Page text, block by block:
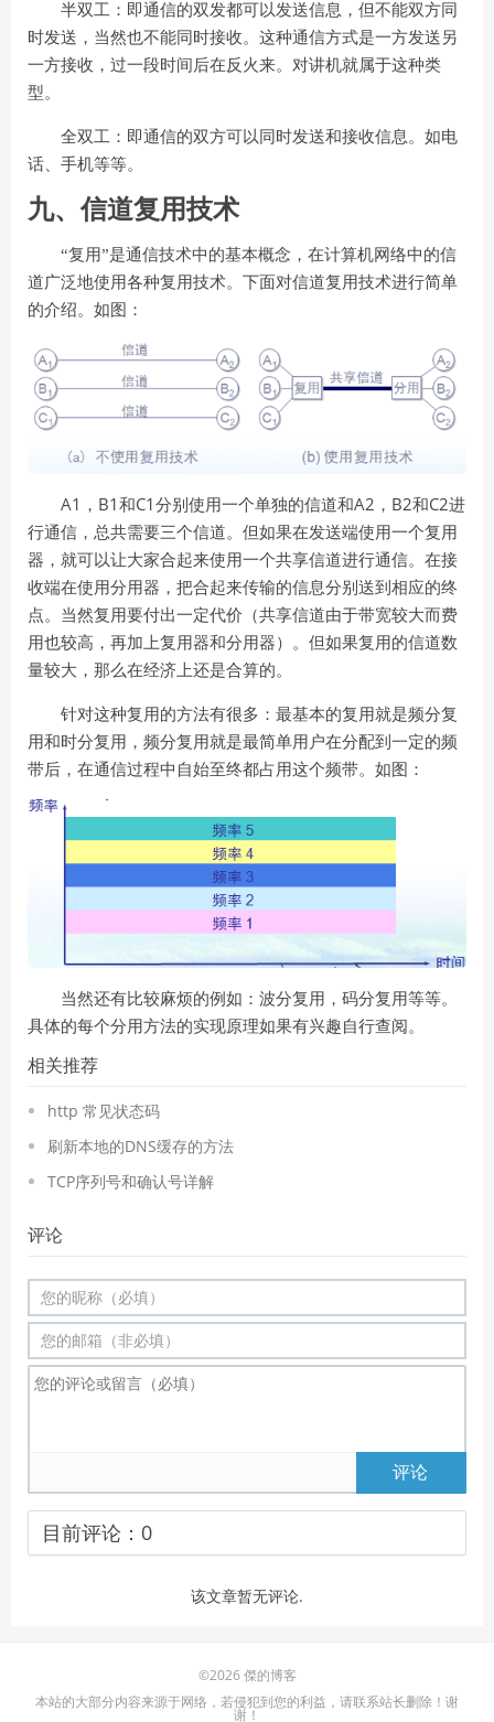
半双工：即通信的双发都可以发送信息，但不能双方同
时发送，当然也不能同时接收。这种通信方式是一方发送另
一方接收，过一段时间后在反火来。对讲机就属于这种类
型。
全双工：即通信的双方可以同时发送和接收信息。如电
话、手机等等。
九、信道复用技术
“复用”是通信技术中的基本概念，在计算机网络中的信
道广泛地使用各种复用技术。下面对信道复用技术进行简单
的介绍。 如图：
A1 ， B1和C1分别使用一个单独的信道和A2 ， B2和C2进
行通信，总共需要三个信道。但如果在发送端使用一个复用
器，就可以让大家合起来使用一个共享信道进行通信。在接
收端在使用分用器，把合起来传输的信息分别送到相应的终
点。当然复用要付出一定代价（共享信道由于带宽较大而费
用也较高，再加上复用器和分用器）。但如果复用的信道数
量较大，那么在经济上还是合算的。
针对这种复用的方法有很多：最基本的复用就是频分复
用和时分复用，频分复用就是最简单用户在分配到一定的频
带后，在通信过程中自始至终都占用这个频带。如图：
当然还有比较麻烦的例如：波分复用，码分复用等等。
具体的每个分用方法的实现原理如果有兴趣自行查阅。
相关推荐
http 常见状态码
刷新本地的DNS缓存的方法
TCP序列号和确认号详解
评论
评论
目前评论： 0
该文章暂无评论.
©2026 傑的博客
本站的大部分内容来源于网络，若侵犯到您的利益，请联系站长删除！谢
谢！